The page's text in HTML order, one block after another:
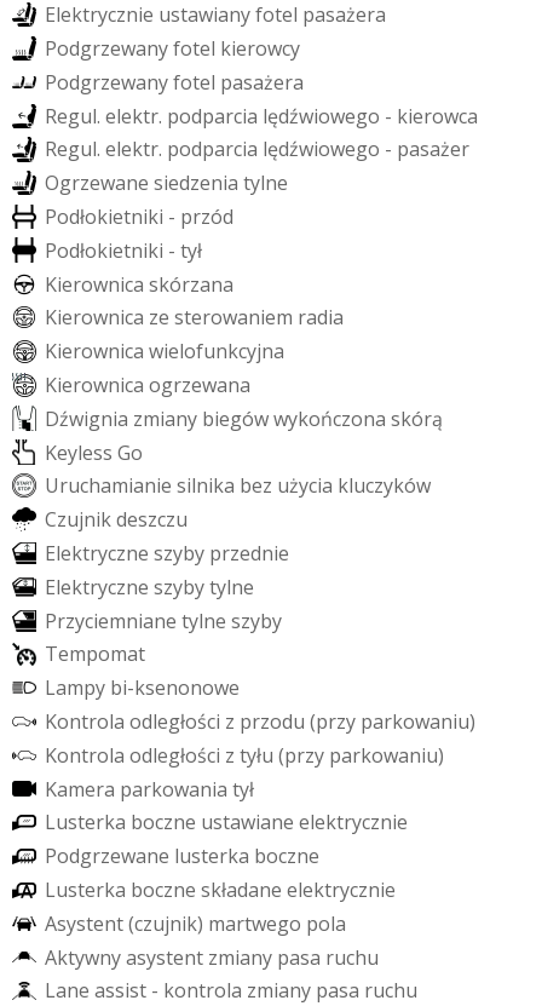
Elektrycznie ustawianyfotel pasażera
Podgrzewanyfotel kierowcy
Podgrzewanyfotel pasażera
Regul. elektr. podparcia lędźwiowego - kierowca
Regul. elektr. podparcia lędźwiowego - pasażer
Ogrzewane siedzenia tylne
Podłokietniki - przód
Podłokietniki - tył
Kierownica skórzana
Kierownica ze sterowaniem radia
Kierownica wielofunkcyjna
Kierownica ogrzewana
Dźwignia zmiany biegówwykończona skórą
Keyless Go
Uruchamianie silnika bez użycia kluczyków
Czujnikdeszczu
Elektryczne szyby przednie
Elektryczne szybytylne
Przyciemniane tylne szyby
Tempomat
Lampy bi-ksenonowe
Kontrola odległości z przodu (przy parkowaniu)
Kontrola odległości z tyłu (przy parkowaniu)
Kamera parkowania tył
Lusterka boczne ustawiane elektrycznie
Podgrzewane lusterka boczne
Lusterka boczne składane elektrycznie
Asystent(czujnik) martwego pola
Aktywnyasystent zmiany pasa ruchu
Lane assist - kontrola zmiany pasa ruchu